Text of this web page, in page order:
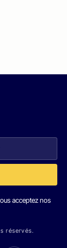
acceptez nos
réservés.